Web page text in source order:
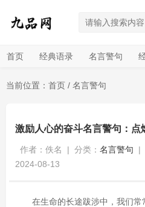
首页 经典语录 名言警句
当前位置： 首页 / 名言警句
激励人心的奋斗名言警句：点
作者：佚名 | 分类： 名言警句 |
2024-08-13
在生命的长途跋涉中，我们